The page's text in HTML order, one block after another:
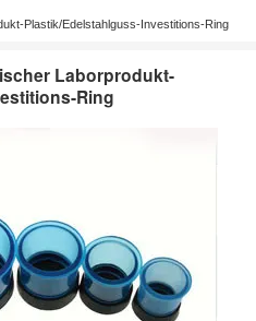
Plastik/Edelstahlguss-Investitions-Ring
Laborprodukt-
Ring